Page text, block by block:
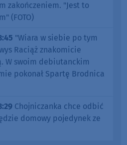
zakończeniem. "Jest to
(FOTO)
"Wiara w siebie po tym
Raciąż znakomicie
W swoim debiutanckim
pokonał Spartę Brodnica
Chojniczanka chce odbić
domowy pojedynek ze